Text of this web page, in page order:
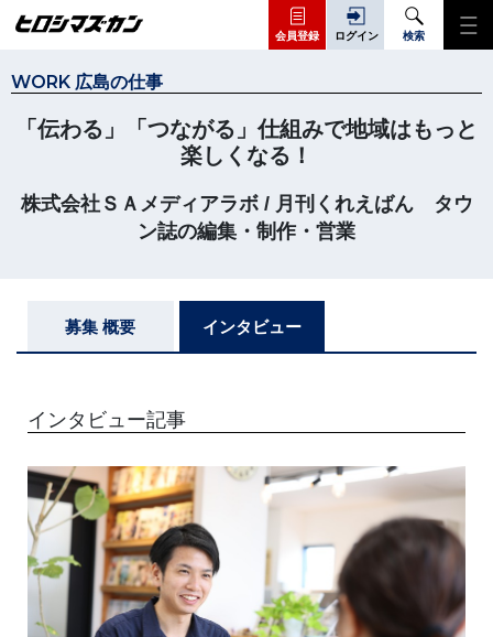
会員登録 ログイン 検索
WORK 広島の仕事
「伝わる」「つながる」仕組みで地域はもっと
楽しくなる！
株式会社ＳＡメディアラボ / 月刊くれえばん タウ
ン誌の編集・制作・営業
募集 概要 インタビュー
インタビュー記事